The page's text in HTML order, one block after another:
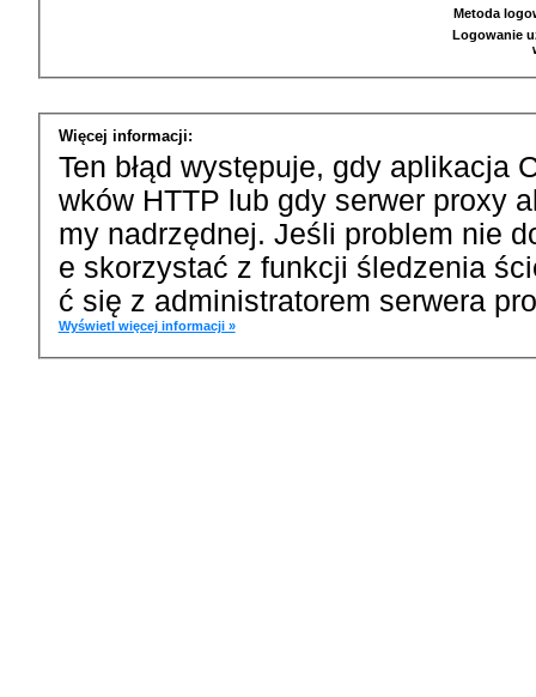
Metoda
Logowanie
Więcej informacji:
Ten błąd występuje, gdy aplikacja
wków HTTP lub gdy serwer proxy
my nadrzędnej. Jeśli problem nie
e skorzystać z funkcji śledzenia
ć się z administratorem serwera
Wyświetl więcej informacji »